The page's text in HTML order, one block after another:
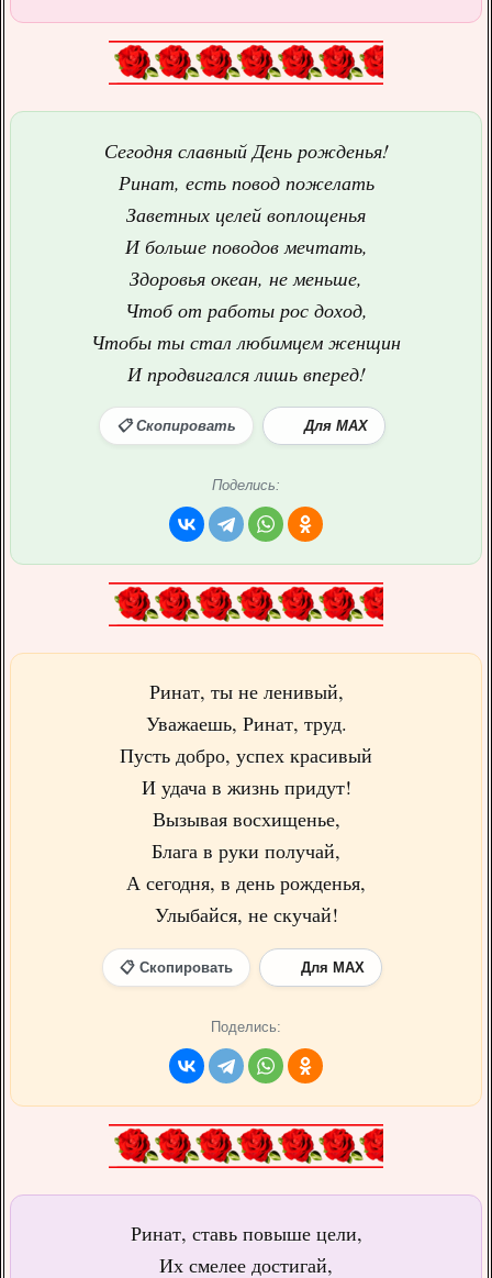
Сегодня славный День рожденья!
Ринат, есть повод пожелать
Заветных целей воплощенья
И больше поводов мечтать,
Здоровья океан, не меньше,
Чтоб от работы рос доход,
Чтобы ты стал любимцем женщин
И продвигался лишь вперед!
📋 Скопировать Для MAX
Поделись:
Ринат, ты не ленивый,
Уважаешь, Ринат, труд.
Пусть добро, успех красивый
И удача в жизнь придут!
Вызывая восхищенье,
Блага в руки получай,
А сегодня, в день рожденья,
Улыбайся, не скучай!
📋 Скопировать Для MAX
Поделись:
Ринат, ставь повыше цели,
Их смелее достигай,